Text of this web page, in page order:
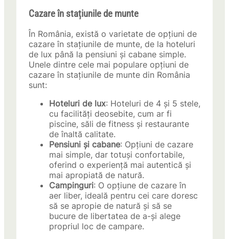
Cazare în stațiunile de munte
În România, există o varietate de opțiuni de
cazare în stațiunile de munte, de la hoteluri
de lux până la pensiuni și cabane simple.
Unele dintre cele mai populare opțiuni de
cazare în stațiunile de munte din România
sunt:
Hoteluri de lux: Hoteluri de 4 și 5 stele,
cu facilități deosebite, cum ar fi
piscine, săli de fitness și restaurante
de înaltă calitate.
Pensiuni și cabane: Opțiuni de cazare
mai simple, dar totuși confortabile,
oferind o experiență mai autentică și
mai apropiată de natură.
Campinguri: O opțiune de cazare în
aer liber, ideală pentru cei care doresc
să se apropie de natură și să se
bucure de libertatea de a-și alege
propriul loc de campare.